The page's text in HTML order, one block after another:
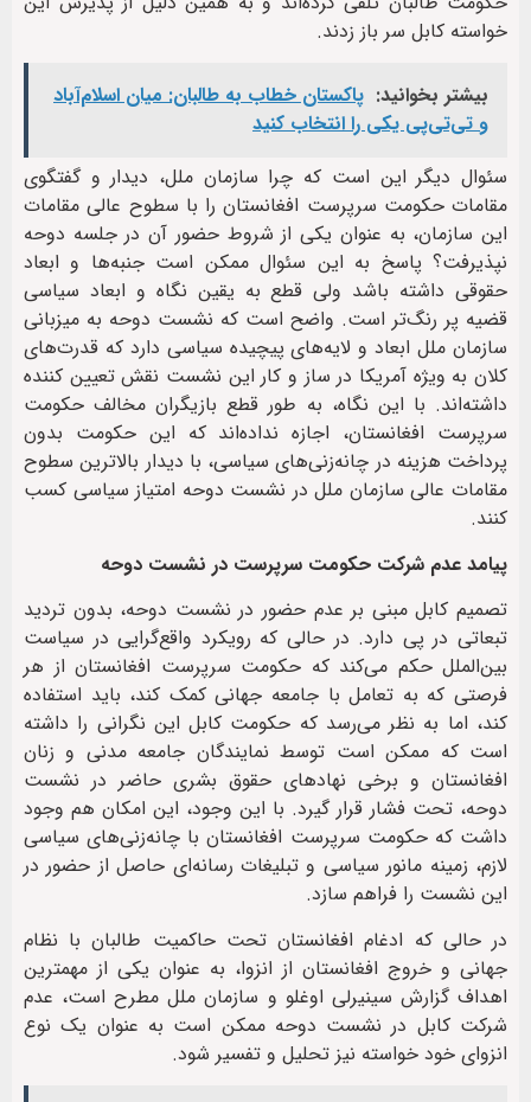
خواسته کابل سر باز زدند.
بیشتر بخوانید: پاکستان خطاب به طالبان: میان اسلام‌آباد
و تی‌تی‌پی یکی را انتخاب کنید
سئوال دیگر این است که چرا سازمان ملل، دیدار و گفتگوی
مقامات حکومت سرپرست افغانستان را با سطوح عالی مقامات
این سازمان، به عنوان یکی از شروط حضور آن در جلسه دوحه
نپذیرفت؟ پاسخ به این سئوال ممکن است جنبه‌ها و ابعاد
حقوقی داشته باشد ولی قطع به یقین نگاه و ابعاد سیاسی
قضیه پر رنگ‌تر است. واضح است که نشست دوحه به میزبانی
سازمان‌ ملل ابعاد و لایه‌های پیچیده‌ سیاسی دارد که قدرت‌های
کلان به ویژه آمریکا در ساز و کار این نشست نقش تعیین کننده
داشته‌اند. با این نگاه، به طور قطع بازیگران مخالف حکومت
سرپرست افغانستان، اجازه نداده‌اند که این حکومت بدون
پرداخت هزینه در چانه‌زنی‌های سیاسی، با دیدار بالاترین سطوح
مقامات عالی سازمان ملل در نشست دوحه امتیاز سیاسی کسب
کنند.
پیامد عدم شرکت حکومت سرپرست در نشست دوحه
تصمیم کابل مبنی بر عدم حضور در نشست دوحه، بدون تردید
تبعاتی در پی دارد. در حالی که رویکرد واقع‌گرایی در سیاست
بین‌الملل حکم می‌کند که حکومت سرپرست افغانستان از هر
فرصتی که به تعامل با جامعه جهانی کمک کند، باید استفاده
کند، اما به نظر می‌رسد که حکومت کابل این نگرانی را داشته
است که ممکن است توسط نمایندگان جامعه مدنی و زنان
افغانستان و برخی نهادهای حقوق بشری حاضر در نشست
دوحه، تحت فشار قرار گیرد. با این وجود، این امکان هم وجود
داشت که حکومت سرپرست افغانستان با چانه‌زنی‌های سیاسی
لازم، زمینه مانور سیاسی و تبلیغات رسانه‌ای حاصل از حضور در
این نشست را فراهم سازد.
در حالی که ادغام افغانستان تحت حاکمیت طالبان با نظام
جهانی و خروج افغانستان از انزوا، به عنوان یکی از مهمترین
اهداف گزارش سینیرلی اوغلو و سازمان ملل مطرح است، عدم
شرکت کابل در نشست دوحه ممکن است به عنوان یک نوع
انزوای خود خواسته نیز تحلیل و تفسیر شود.